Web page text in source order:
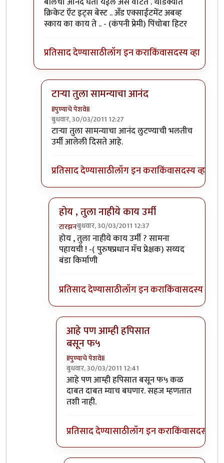
क्रिकेट ऍट इट्स बेस्ट .. अँड एक्साईटमेंट अबव्ह
स्काय का काय ते .. - (कंपनी प्रेमी) पिंचोबा हिटर
प्रतिसाद देण्यासाठीलॉग इन कराकिंवासदस्य व्हा
टार्‍या तुला सामन्याचा आनंद
llपुण्याचे पेशवेll
बुधवार, 30/03/2011 12:27
In reply toचित्र आवडले ... जर कंपनीbyटारझन
टार्‍या तुला सामन्याचा आनंद लुटण्याची भलतीच
उर्मी आलेली दिसते आहे.
प्रतिसाद देण्यासाठीलॉग इन कराकिंवासदस्य व्हा
होय , तुला नाहीये काय उर्मी
टारझनबुधवार, 30/03/2011 12:37
In reply toटार्‍या तुला सामन्याचा आनंद
होय , तुला नाहीये काय उर्मी ? सामना
पहायची ! -( पुरुषप्रधान मॅच प्रेक्षक) सय्यद
बंडा किर्माणी
प्रतिसाद देण्यासाठीलॉग इन कराकिंवासदस्य व्हा
आहे पण आम्ही हपिसात
बसून फ५
llपुण्याचे पेशवेll
बुधवार, 30/03/2011 12:41
In reply toहोय , तुला नाहीये काय उर्मी
आहे पण आम्ही हपिसात बसून फ५ कळ
दाबत दाबत म्याच बघणार. सहज म्हणतात
तशी नाही.
प्रतिसाद देण्यासाठीलॉग इन कराकिंवासदस्य व्हा